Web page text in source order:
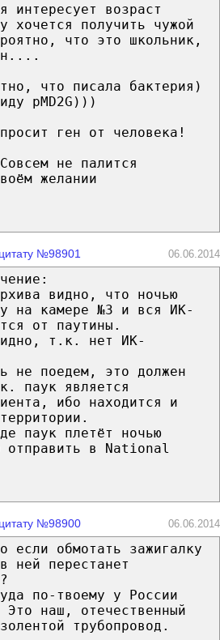
возраст
хочется получить чужой
что это школьник,
что писала бактерия)
pMD2G)))
ген от человека!
не палится
желании
№98901 06.06.2014
видно, что ночью
на камере №3 и вся ИК-
от паутины.
т.к. нет ИК-
не поедем, это должен
паук является
ибо находится и
паук плетёт ночью
отправить в National
№98900 06.06.2014
обмотать зажигалку
ней перестанет
по-твоему у России
Это наш, отечественный
трубопровод.